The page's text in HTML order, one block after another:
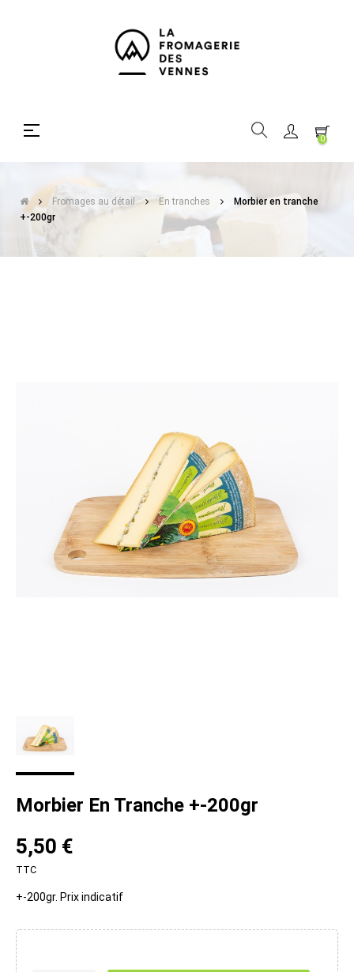
Basculer
navigation
☰ 0
Fromages au détail En tranches
Morbier en tranche
+-200gr
Morbier En Tranche +-200gr
5,50 €
TTC
+-200gr. Prix indicatif